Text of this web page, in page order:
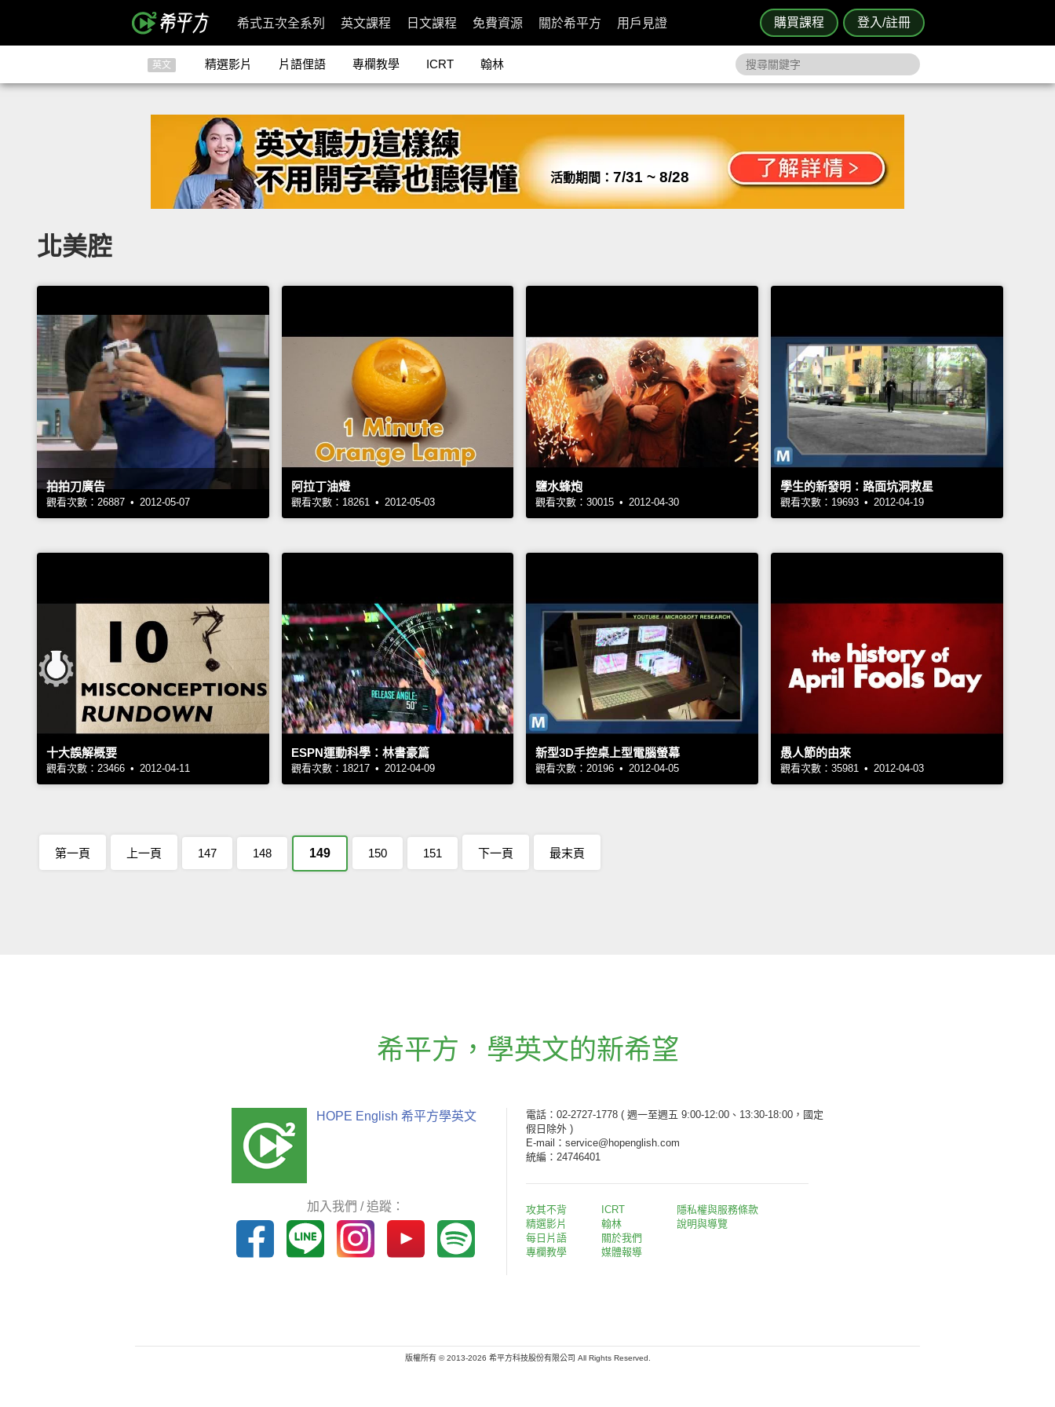
購買課程 登入/註冊
希式五次全系列 英文課程 日文課程 免費資源 關於希平方 用戶見證
英文 精選影片 片語俚語 專欄教學 ICRT 翰林
活動期間： 7/31 ~ 8/28
北美腔
拍拍刀廣告
觀看次數：26887 • 2012-05-07
阿拉丁油燈
觀看次數：18261 • 2012-05-03
鹽水蜂炮
觀看次數：30015 • 2012-04-30
學生的新發明：路面坑洞救星
觀看次數：19693 • 2012-04-19
十大誤解概要
觀看次數：23466 • 2012-04-11
ESPN運動科學：林書豪篇
觀看次數：18217 • 2012-04-09
新型3D手控桌上型電腦螢幕
觀看次數：20196 • 2012-04-05
愚人節的由來
觀看次數：35981 • 2012-04-03
第一頁 上一頁 147 148 149 150 151 下一頁 最末頁
希平方 ， 學英文的新希望
HOPE English 希平方學英文
加入我們 / 追蹤：
電話：02-2727-1778 ( 週一至週五 9:00-12:00、13:30-18:00，國定
假日除外 )
E-mail：service@hopenglish.com
統編：24746401
攻其不背
精選影片
每日片語
專欄教學
ICRT
翰林
關於我們
媒體報導
隱私權與服務條款
說明與導覽
版權所有 © 2013-2026 希平方科技股份有限公司 All Rights Reserved.